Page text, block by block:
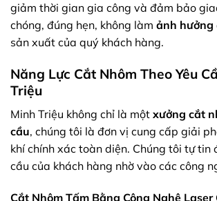
giảm thời gian gia công và đảm bảo
chóng, đúng hẹn, không làm ảnh hưởng
sản xuất của quý khách hàng.
Năng Lực Cắt Nhôm Theo Yêu
Triệu
Minh Triệu không chỉ là một xưởng cắt
cầu, chúng tôi là đơn vị cung cấp giải
khí chính xác toàn diện. Chúng tôi tự tin
cầu của khách hàng nhờ vào các công
Cắt Nhôm Tấm Bằng Công Nghệ Laser